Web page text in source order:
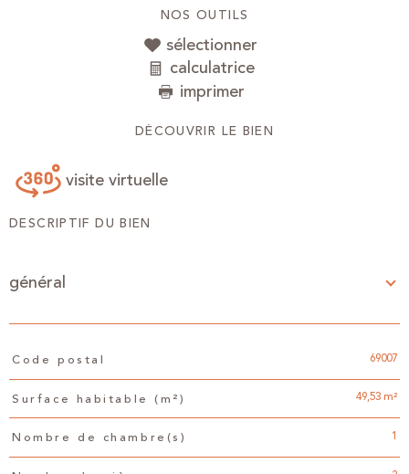
NOS OUTILS
sélectionner
calculatrice
imprimer
DÉCOUVRIR LE BIEN
visite virtuelle
DESCRIPTIF DU BIEN
général
TRAD_PAMPERO_Caracteristique
Code postal 69007
Surface habitable (m²) 49,53 m²
Nombre de chambre(s) 1